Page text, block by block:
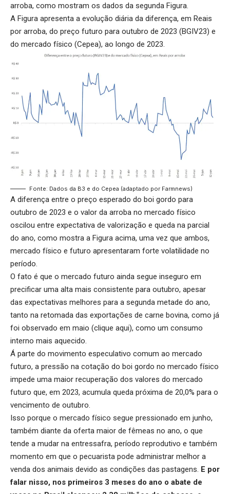
arroba, como mostram os dados da segunda Figura.
A Figura apresenta a evolução diária da diferença, em Reais
por arroba, do preço futuro para outubro de 2023 (BGIV23) e
do mercado físico (Cepea), ao longo de 2023.
Fonte: Dados da B3 e do Cepea (adaptado por Farmnews)
A diferença entre o preço esperado do boi gordo para
outubro de 2023 e o valor da arroba no mercado físico
oscilou entre expectativa de valorização e queda na parcial
do ano, como mostra a Figura acima, uma vez que ambos,
mercado físico e futuro apresentaram forte volatilidade no
período.
O fato é que o mercado futuro ainda segue inseguro em
precificar uma alta mais consistente para outubro, apesar
das expectativas melhores para a segunda metade do ano,
tanto na retomada das exportações de carne bovina, como já
foi observado em maio (clique aqui), como um consumo
interno mais aquecido.
Á parte do movimento especulativo comum ao mercado
futuro, a pressão na cotação do boi gordo no mercado físico
impede uma maior recuperação dos valores do mercado
futuro que, em 2023, acumula queda próxima de 20,0% para o
vencimento de outubro.
Isso porque o mercado físico segue pressionado em junho,
também diante da oferta maior de fêmeas no ano, o que
tende a mudar na entressafra, período reprodutivo e também
momento em que o pecuarista pode administrar melhor a
venda dos animais devido as condições das pastagens. E por
falar nisso, nos primeiros 3 meses do ano o abate de